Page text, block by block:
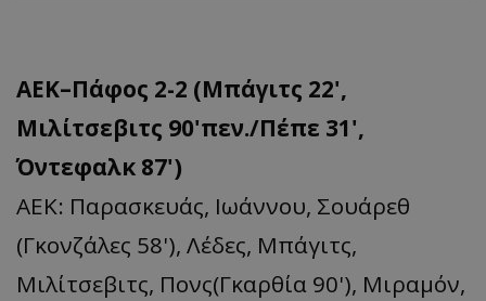
ΑΕΚ–Πάφος 2-2 (Μπάγιτς 22',
Μιλίτσεβιτς 90'πεν./Πέπε 31',
Όντεφαλκ 87')
ΑΕΚ: Παρασκευάς, Ιωάννου, Σουάρεθ
(Γκονζάλες 58'), Λέδες, Μπάγιτς,
Μιλίτσεβιτς, Πονς(Γκαρθία 90'), Μιραμόν,